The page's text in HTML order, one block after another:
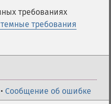
требованиях
требования
• Сообщение об ошибке